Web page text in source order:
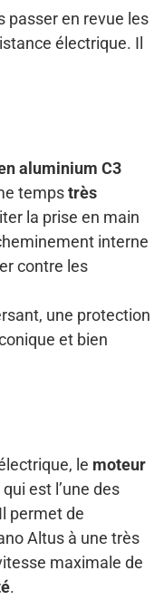
passer en revue les
électrique. Il
aluminium C3
tempstrès
la prise en main
interne
contre les
une protection
et bien
le moteur
qui est l’une des
permet de
Altus à une très
maximale de
.